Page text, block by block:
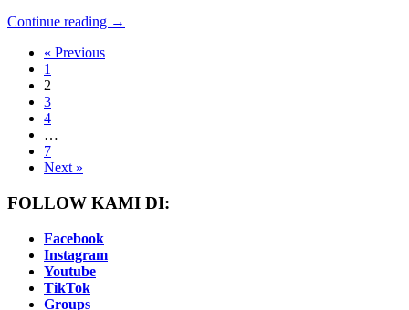
Continue reading →
« Previous
1
2
3
4
…
7
Next »
FOLLOW KAMI DI:
Facebook
Instagram
Youtube
TikTok
Groups